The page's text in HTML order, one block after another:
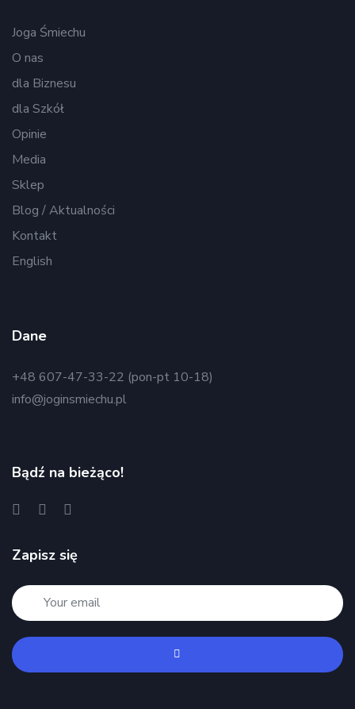
Joga Śmiechu
O nas
dla Biznesu
dla Szkół
Opinie
Media
Sklep
Blog / Aktualności
Kontakt
English
Dane
+48 607-47-33-22 (pon-pt 10-18)
info@joginsmiechu.pl
Bądź na bieżąco!
Zapisz się